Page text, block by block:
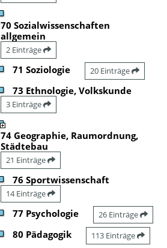
70 Sozialwissenschaften
allgemein
2 Einträge
71 Soziologie 20 Einträge
73 Ethnologie, Volkskunde
3 Einträge
74 Geographie, Raumordnung,
Städtebau
21 Einträge
76 Sportwissenschaft
14 Einträge
77 Psychologie 26 Einträge
80 Pädagogik 113 Einträge